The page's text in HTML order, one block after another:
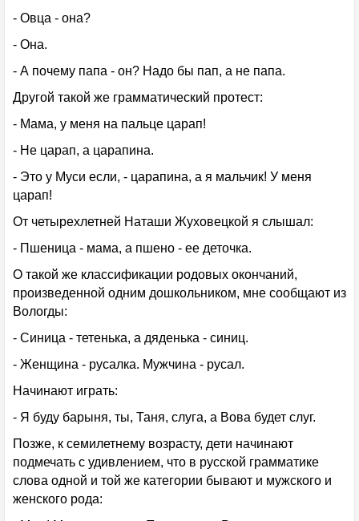
- Овца - она?
- Она.
- А почему папа - он? Надо бы пап, а не папа.
Другой такой же грамматический протест:
- Мама, у меня на пальце царап!
- Не царап, а царапина.
- Это у Муси если, - царапина, а я мальчик! У меня
царап!
От четырехлетней Наташи Жуховецкой я слышал:
- Пшеница - мама, а пшено - ее деточка.
О такой же классификации родовых окончаний,
произведенной одним дошкольником, мне сообщают из
Вологды:
- Синица - тетенька, а дяденька - синиц.
- Женщина - русалка. Мужчина - русал.
Начинают играть:
- Я буду барыня, ты, Таня, слуга, а Вова будет слуг.
Позже, к семилетнему возрасту, дети начинают
подмечать с удивлением, что в русской грамматике
слова одной и той же категории бывают и мужского и
женского рода: